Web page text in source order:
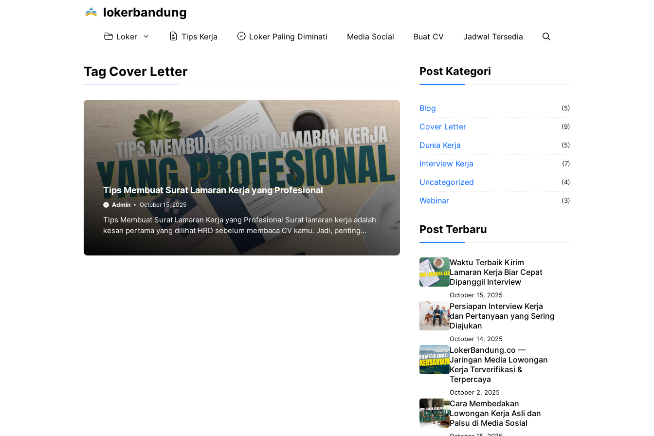
lokerbandung
Loker Tips Kerja Loker Paling Diminati Media Social Buat CV Jadwal Tersedia
Tag Cover Letter
Tips Membuat Surat Lamaran Kerja yang Profesional
Admin October 15, 2025
Tips Membuat Surat Lamaran Kerja yang Profesional Surat lamaran kerja adalah
kesan pertama yang dilihat HRD sebelum membaca CV kamu. Jadi, penting
Post Kategori
Blog (5)
Cover Letter (9)
Dunia Kerja (5)
Interview Kerja (7)
Uncategorized (4)
Webinar (3)
Post Terbaru
Waktu Terbaik Kirim
Lamaran Kerja Biar Cepat
Dipanggil Interview
October 15, 2025
Persiapan Interview Kerja
dan Pertanyaan yang Sering
Diajukan
October 14, 2025
LokerBandung.co —
Jaringan Media Lowongan
Kerja Terverifikasi &
Terpercaya
October 2, 2025
Cara Membedakan
Lowongan Kerja Asli dan
Palsu di Media Sosial